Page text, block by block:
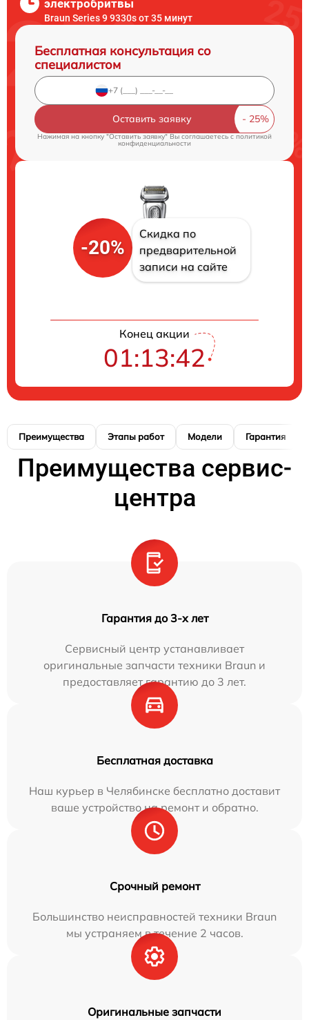
электробритвы
Braun Series 9 9330s от 35 минут
Бесплатная консультация со
специалистом
Оставить заявку
Нажимая на кнопку "Оставить заявку" Вы соглашаетесь cполитикой
конфиденциальности
-20%
Скидка по
предварительной
записи на сайте
Конец акции
01:13:41
Преимущества Этапы работ Модели Гарантия
Преимущества сервис-
центра
Гарантия до 3-х лет
Сервисный центр устанавливает
оригинальные запчасти техники Braun и
предоставляет гарантию до 3 лет.
Бесплатная доставка
Наш курьер в Челябинске бесплатно доставит
ваше устройство на ремонт и обратно.
Срочный ремонт
Большинство неисправностей техники Braun
мы устраняем в течение 2 часов.
Оригинальные запчасти